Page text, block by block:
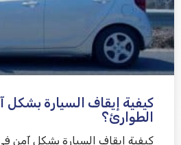
كيفية إيقاف السيارة
الطوارئ؟
كيفية إيقاف السيارة بشكل آمن